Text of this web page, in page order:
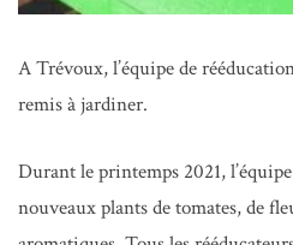
A Trévoux, l’équipe de
remis à jardiner.
Durant le printemps 2021,
nouveaux plants de tomates, de